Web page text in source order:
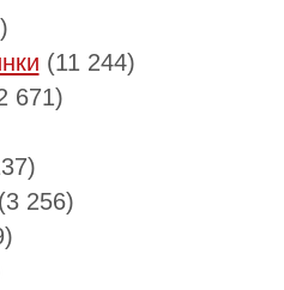
(11 244)
671)
(3 256)